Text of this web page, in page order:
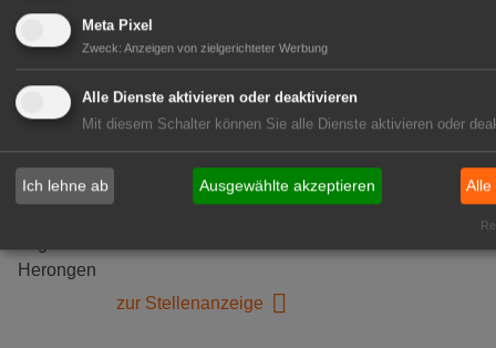
Gärtnerei Hanns
Herongen
zur Stellenanzeige
Meta Pixel
Zweck: Anzeigen von zielgerichteter Werbung
Alle Dienste aktivieren oder deaktivieren
Mit diesem Schalter können Sie alle Dienste aktivieren oder
Ich lehne ab Ausgewählte akzeptieren Alle